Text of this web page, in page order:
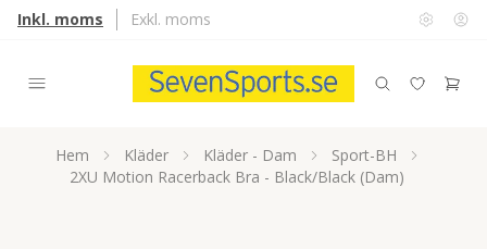
Inkl. moms Exkl. moms
Hem Kläder Kläder - Dam
Sport-BH
2XU Motion Racerback Bra - Black/Black (Dam)